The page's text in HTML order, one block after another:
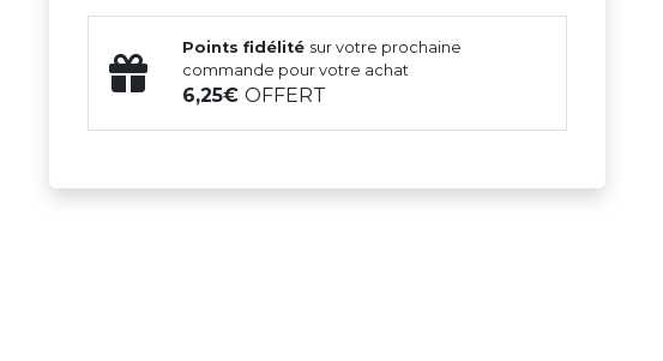
Points fidélité sur votre prochaine
commande pour votre achat
6,25OFFERT